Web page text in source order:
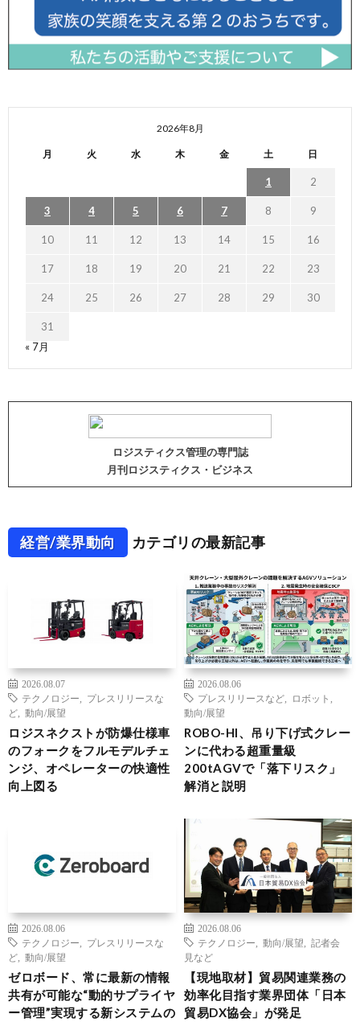
2026年8月
月 火 水 木 金 土 日
1 2
3 4 5 6 7 8 9
10 11 12 13 14 15 16
17 18 19 20 21 22 23
24 25 26 27 28 29 30
31
« 7月
ロジスティクス管理の専門誌
月刊ロジスティクス・ビジネス
経営/業界動向 カテゴリの最新記事
2026.08.07
テクノロジー
プレスリリースな
ど
動向/展望
ロジスネクストが防爆仕様車
のフォークをフルモデルチェ
ンジ、オペレーターの快適性
向上図る
2026.08.06
プレスリリースなど
ロボット
動向/展望
ROBO-HI、吊り下げ式クレー
ンに代わる超重量級
200tAGVで「落下リスク」
解消と説明
2026.08.06
テクノロジー
プレスリリースな
ど
動向/展望
ゼロボード、常に最新の情報
共有が可能な“動的サプライヤ
ー管理”実現する新システムの
2026.08.06
テクノロジー
動向/展望
記者会
見など
【現地取材】貿易関連業務の
効率化目指す業界団体「日本
貿易DX協会」が発足